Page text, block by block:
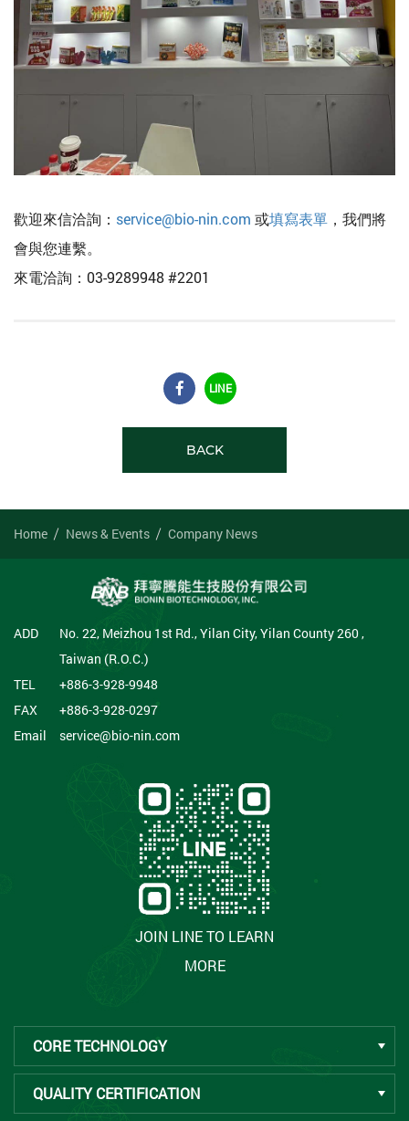
歡迎來信洽詢： service@bio-nin.com 或填寫表單 ，我們將
會與您連繫。
來電洽詢：03-9289948 #2201
LINE
BACK
Home News & Events Company News
ADD
No. 22, Meizhou 1st Rd., Yilan City, Yilan County 260 ,
Taiwan (R.O.C.)
TEL
+886-3-928-9948
FAX
+886-3-928-0297
Email
service@bio-nin.com
JOIN LINE TO LEARN
MORE
CORE TECHNOLOGY
QUALITY CERTIFICATION